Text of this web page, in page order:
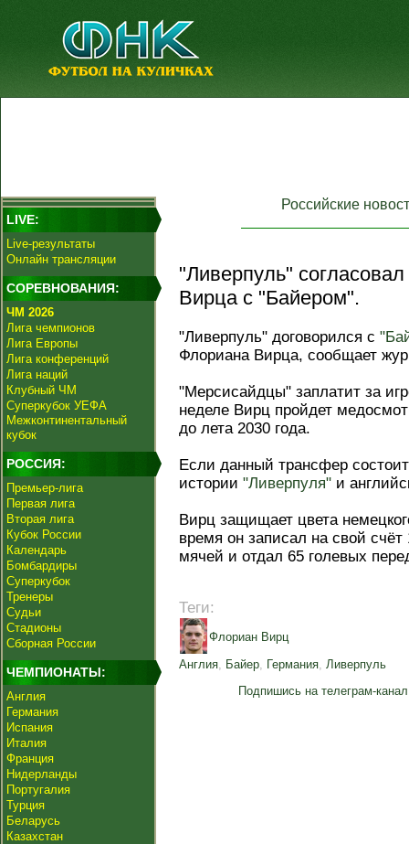
LIVE:
Live-результаты
Онлайн трансляции
СОРЕВНОВАНИЯ:
ЧМ 2026
Лига чемпионов
Лига Европы
Лига конференций
Лига наций
Клубный ЧМ
Суперкубок УЕФА
Межконтинентальный
кубок
РОССИЯ:
Премьер-лига
Первая лига
Вторая лига
Кубок России
Календарь
Бомбардиры
Суперкубок
Тренеры
Судьи
Стадионы
Сборная России
ЧЕМПИОНАТЫ:
Англия
Германия
Испания
Италия
Франция
Нидерланды
Португалия
Турция
Беларусь
Казахстан
Российские
"Ливерпуль"
Вирца с "Байером".
"Ливерпуль" договорился с
Флориана Вирца, сообщает
"Мерсисайдцы" заплатит за
неделе Вирц пройдет
до лета 2030 года.
Если данный трансфер
истории "Ливерпуля" и
Вирц защищает цвета
время он записал на свой
мячей и отдал 65 голевых
Теги:
Флориан Вирц
Англия, Байер, Германия, Ливерпуль
Подпишись на телеграм-